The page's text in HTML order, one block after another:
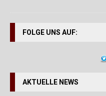
FOLGE UNS AUF:
AKTUELLE NEWS